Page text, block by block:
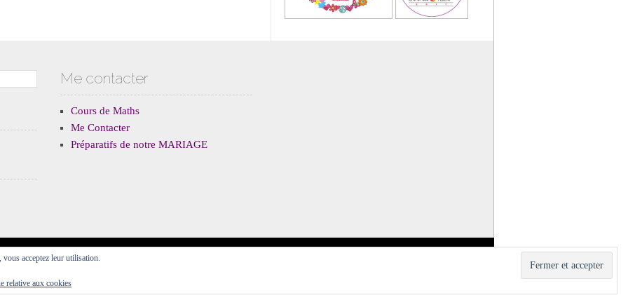
Me contacter
Cours de Maths
Me Contacter
Préparatifs de notre MARIAGE
Fièrement propulsé par WordPress
acceptez leur utilisation.
relative aux cookies